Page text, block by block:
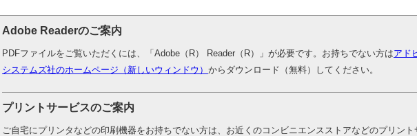
Adobe Readerのご案内
PDFファイルをご覧いただくには、「Adobe（R） Reader（R）」が必要です。お持ちでない方はアド
システムズ社のホームページ（新しいウィンドウ） からダウンロード（無料）してください。
プリントサービスのご案内
ご自宅にプリンタなどの印刷機器をお持ちでない方は、お近くのコンビニエンスストアなどのプリント